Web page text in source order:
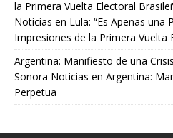
la Primera Vuelta Electoral
Noticias en Lula: “Es Apenas una
Impresiones de la Primera Vuelta
Argentina: Manifiesto de una
Sonora Noticias en Argentina:
Perpetua